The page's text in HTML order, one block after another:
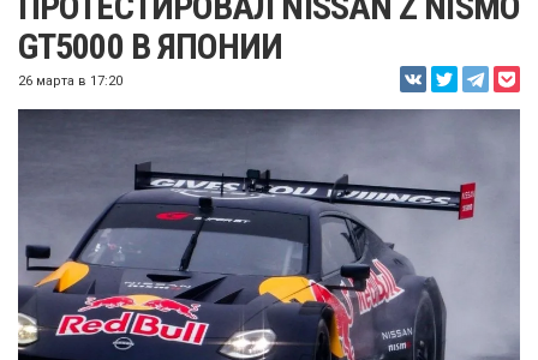
GT5000 В ЯПОНИИ
26 марта в 17:20